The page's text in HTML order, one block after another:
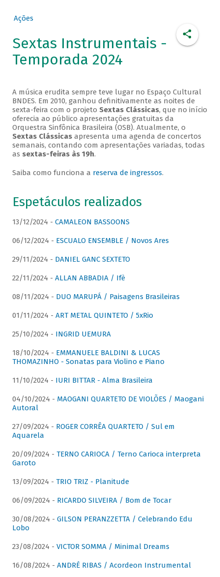
Ações
Sextas Instrumentais -
Temporada 2024
A música erudita sempre teve lugar no Espaço Cultural
BNDES. Em 2010, ganhou definitivamente as noites de
sexta-feira com o projeto Sextas Clássicas, que no início
oferecia ao público apresentações gratuitas da
Orquestra Sinfônica Brasileira (OSB). Atualmente, o
Sextas Clássicasapresenta uma agenda de concertos
semanais, contando com apresentações variadas, todas
as sextas-feiras às 19h.
Saiba como funciona a reserva de ingressos.
Espetáculos realizados
13/12/2024 - CAMALEON BASSOONS
06/12/2024 - ESCUALO ENSEMBLE / Novos Ares
29/11/2024 - DANIEL GANC SEXTETO
22/11/2024 - ALLAN ABBADIA / Ifè
08/11/2024 - DUO MARUPÁ / Paisagens Brasileiras
01/11/2024 - ART METAL QUINTETO / 5xRio
25/10/2024 - INGRID UEMURA
18/10/2024 - EMMANUELE BALDINI & LUCAS
THOMAZINHO - Sonatas para Violino e Piano
11/10/2024 - IURI BITTAR - Alma Brasileira
04/10/2024 - MAOGANI QUARTETO DE VIOLÕES / Maogani
Autoral
27/09/2024 - ROGER CORRÊA QUARTETO / Sul em
Aquarela
20/09/2024 - TERNO CARIOCA / Terno Carioca interpreta
Garoto
13/09/2024 - TRIO TRIZ - Planitude
06/09/2024 - RICARDO SILVEIRA / Bom de Tocar
30/08/2024 - GILSON PERANZZETTA / Celebrando Edu
Lobo
23/08/2024 - VICTOR SOMMA / Minimal Dreams
16/08/2024 - ANDRÉ RIBAS / Acordeon Instrumental